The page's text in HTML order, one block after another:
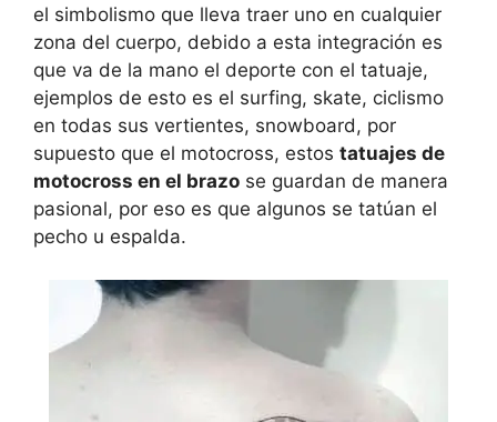
el simbolismo que lleva traer uno en cualquier
zona del cuerpo, debido a esta integración es
que va de la mano el deporte con el tatuaje,
ejemplos de esto es el surfing, skate, ciclismo
en todas sus vertientes, snowboard, por
supuesto que el motocross, estos tatuajes de
motocross en el brazo se guardan de manera
pasional, por eso es que algunos se tatúan el
pecho u espalda.